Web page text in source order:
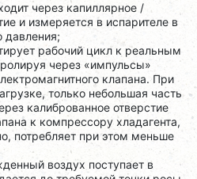
через капиллярное /
и измеряется в испарителе в
давления;
рабочий цикл к реальным
через «импульсы»
клапана. При
только небольшая часть
калиброванное отверстие
к компрессору хладагента,
потребляет при этом меньше
воздух поступает в